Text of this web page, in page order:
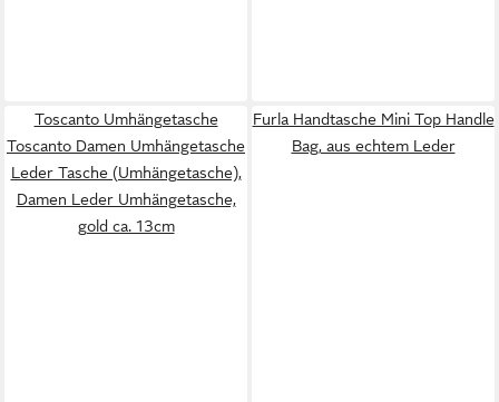
Toscanto Umhängetasche
Toscanto Damen Umhängetasche
Leder Tasche (Umhängetasche),
Damen Leder Umhängetasche,
gold ca. 13cm
Furla Handtasche Mini Top Handle
Bag, aus echtem Leder